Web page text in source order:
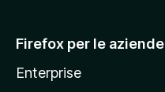
a
Firefox per le aziende
Enterprise